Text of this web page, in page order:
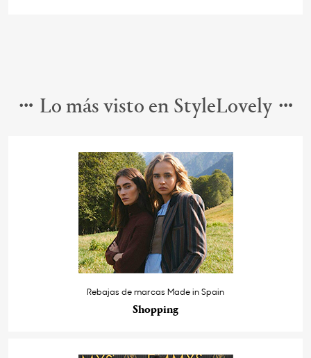
Lo más visto en StyleLovely
Rebajas de marcas Made in Spain
Shopping